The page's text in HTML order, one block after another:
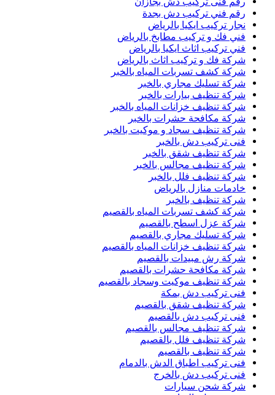
رقم فني تركيب دش بجدة
نجار تركيب ايكيا بالرياض
فني فك و تركيب مطابخ بالرياض
فني تركيب اثاث ايكيا بالرياض
شركة فك و تركيب اثاث بالرياض
شركة كشف تسربات المياه بالخبر
شركة تسليك مجاري بالخبر
شركة تنظيف بيارات بالخبر
شركة تنظيف خزانات المياه بالخبر
شركة مكافحة حشرات بالخبر
شركة تنظيف سجاد و موكيت بالخبر
فنى تركيب دش بالخبر
شركة تنظيف شقق بالخبر
شركة تنظيف مجالس بالخبر
شركة تنظيف فلل بالخبر
خادمات منازل بالرياض
شركة تنظيف بالخبر
شركة كشف تسربات المياه بالقصيم
شركة عزل اسطح بالقصيم
شركة تسليك مجاري بالقصيم
شركة تنظيف خزانات المياه بالقصيم
شركة رش مبيدات بالقصيم
شركة مكافحة حشرات بالقصيم
شركة تنظيف موكيت وسجاد بالقصيم
فنى تركيب دش بمكة
شركة تنظيف شقق بالقصيم
فنى تركيب دش بالقصيم
شركة تنظيف مجالس بالقصيم
شركة تنظيف فلل بالقصيم
شركة تنظيف بالقصيم
فنى تركيب اطباق الدش بالدمام
فنى تركيب دش بالخرج
شركة شحن سيارات